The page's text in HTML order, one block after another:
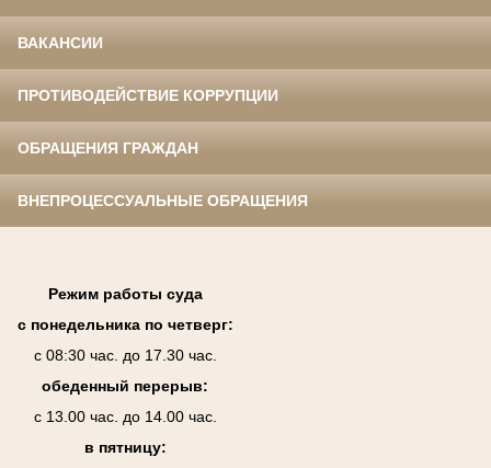
ВАКАНСИИ
ПРОТИВОДЕЙСТВИЕ КОРРУПЦИИ
ОБРАЩЕНИЯ ГРАЖДАН
ВНЕПРОЦЕССУАЛЬНЫЕ ОБРАЩЕНИЯ
Режим работы суда
с понедельника по четверг:
с 08:30 час. до 17.30 час.
обеденный перерыв:
с 13.00 час. до 14.00 час.
в пятницу: